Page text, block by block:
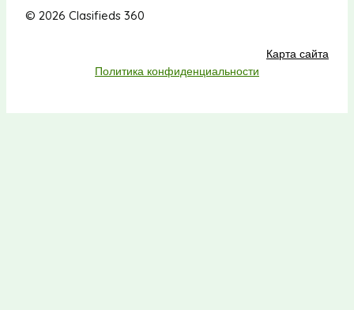
© 2026 Clasifieds 360
Карта сайта
Политика конфиденциальности